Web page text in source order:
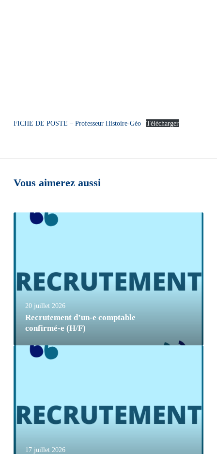
FICHE DE POSTE – Professeur Histoire-Géo Télécharger
Vous aimerez aussi
20 juillet 2026
Recrutement d’un-e comptable
confirmé-e (H/F)
17 juillet 2026